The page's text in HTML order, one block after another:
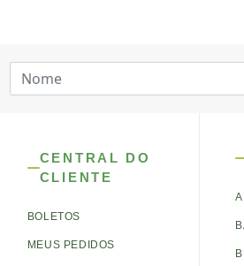
CENTRAL DO
CLIENTE
BOLETOS
MEUS PEDIDOS